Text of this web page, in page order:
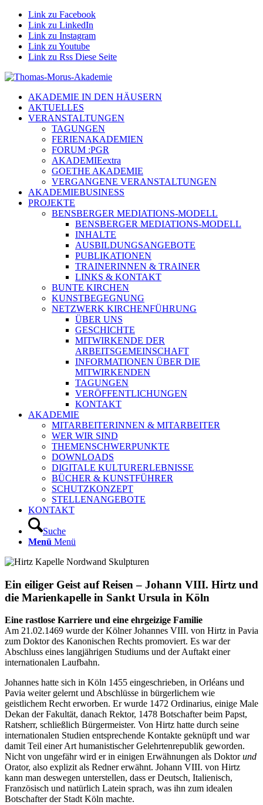
Link zu Facebook
Link zu LinkedIn
Link zu Instagram
Link zu Youtube
Link zu Rss Diese Seite
AKADEMIE IN DEN HÄUSERN
AKTUELLES
VERANSTALTUNGEN
TAGUNGEN
FERIENAKADEMIEN
FORUM :PGR
AKADEMIEextra
GOETHE AKADEMIE
VERGANGENE VERANSTALTUNGEN
AKADEMIEBUSINESS
PROJEKTE
BENSBERGER MEDIATIONS-MODELL
BENSBERGER MEDIATIONS-MODELL
INHALTE
AUSBILDUNGSANGEBOTE
PUBLIKATIONEN
TRAINERINNEN & TRAINER
LINKS & KONTAKT
BUNTE KIRCHEN
KUNSTBEGEGNUNG
NETZWERK KIRCHENFÜHRUNG
ÜBER UNS
GESCHICHTE
MITWIRKENDE DER
ARBEITSGEMEINSCHAFT
INFORMATIONEN ÜBER DIE
MITWIRKENDEN
TAGUNGEN
VERÖFFENTLICHUNGEN
KONTAKT
AKADEMIE
MITARBEITERINNEN & MITARBEITER
WER WIR SIND
THEMENSCHWERPUNKTE
DOWNLOADS
DIGITALE KULTURERLEBNISSE
BÜCHER & KUNSTFÜHRER
SCHUTZKONZEPT
STELLENANGEBOTE
KONTAKT
Suche
Menü Menü
Ein eiliger Geist auf Reisen – Johann VIII. Hirtz und
die Marienkapelle in Sankt Ursula in Köln
Eine rastlose Karriere und eine ehrgeizige Familie
Am 21.02.1469 wurde der Kölner Johannes VIII. von Hirtz in Pavia
zum Doktor des Kanonischen Rechts promoviert. Es war der
Abschluss eines langjährigen Studiums und der Auftakt einer
internationalen Laufbahn.
Johannes hatte sich in Köln 1455 eingeschrieben, in Orléans und
Pavia weiter gelernt und Abschlüsse in bürgerlichem wie
geistlichem Recht erworben. Er wurde 1472 Ordinarius, einige Male
Dekan der Fakultät, danach Rektor, 1478 Botschafter beim Papst,
Ratsherr, schließlich Bürgermeister. Von Hirtz hatte durch seine
internationalen Studien entsprechende Kontakte geknüpft und war
damit Teil einer Art humanistischer Gelehrtenrepublik geworden.
Nicht von ungefähr wird er in einigen Erwähnungen als Doktorund
Orator, also explizit als Redner erwähnt. Johann VIII. von Hirtz
kann man deswegen unterstellen, dass er Deutsch, Italienisch,
Französisch und natürlich Latein sprach, was ihn zum idealen
Botschafter der Stadt Köln machte.